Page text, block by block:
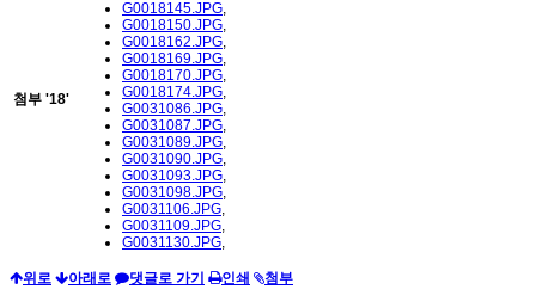
첨부 '18'
G0018145.JPG,
G0018150.JPG,
G0018162.JPG,
G0018169.JPG,
G0018170.JPG,
G0018174.JPG,
G0031086.JPG,
G0031087.JPG,
G0031089.JPG,
G0031090.JPG,
G0031093.JPG,
G0031098.JPG,
G0031106.JPG,
G0031109.JPG,
G0031130.JPG,
위로 아래로 댓글로 가기 인쇄
첨부